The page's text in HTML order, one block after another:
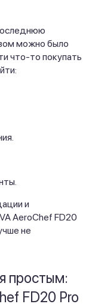
можно было
что-то покупать
и
AeroChef FD20
не
простым:
FD20 Pro